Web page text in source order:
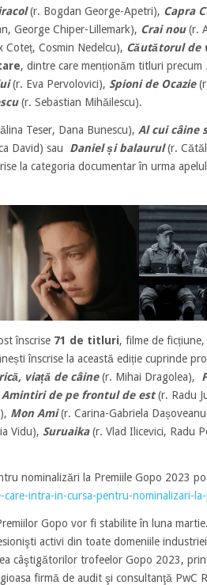
(r. Bogdan George-Apetri), Capra
George Chiper-Lillemark), Crai nou(r.
Cosmin Nedelcu), Căutătorul de
, dintre care menționăm titluri precum
(r. Eva Pervolovici), Spioni de Ocazie
(r. Sebastian Mihăilescu).
Teser, Dana Bunescu), Al cui câine
David) sau Daniel și balaurul(r.
la categoria documentar în urma
înscrise 71 de titluri, filme de
înscrise la această ediție cuprinde
viață de câine(r. Mihai Dragolea),
Amintiri de pe frontul de est(r. Radu
Mon Ami(r. Carina-Gabriela
Vidu), Suruaika(r. Vlad Ilicevici, Radu
nominalizări la Premiile Gopo 2023
intra-in-cursa-pentru-nominalizari-
Gopo vor fi stabilite în luna
activi din toate domeniile
câştigătorilor trofeelor Gopo 2023,
firmă de audit şi consultanţă PwC